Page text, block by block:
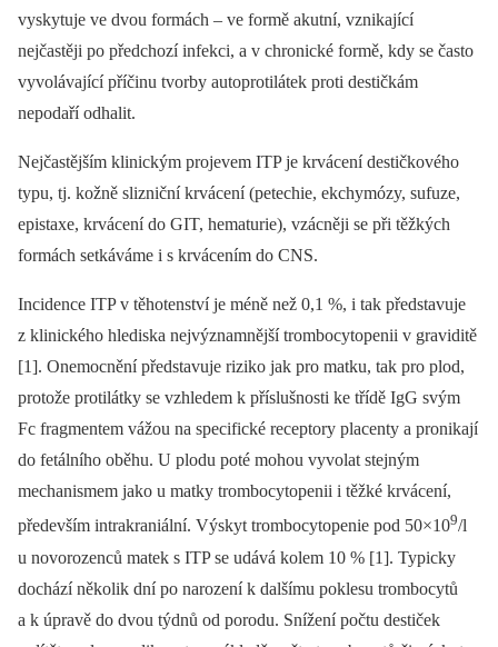
vyskytuje ve dvou formách –⁠ ve formě akutní, vznikající
nejčastěji po předchozí infekci, a v chronické formě, kdy se často
vyvolávající příčinu tvorby autoprotilátek proti destičkám
nepodaří odhalit.
Nejčastějším klinickým projevem ITP je krvácení destičkového
typu, tj. kožně slizniční krvácení (petechie, ekchymózy, sufuze,
epistaxe, krvácení do GIT, hematurie), vzácněji se při těžkých
formách setkáváme i s krvácením do CNS.
Incidence ITP v těhotenství je méně než 0,1 %, i tak představuje
z klinického hlediska nejvýznamnější trombocytopenii v graviditě
[1]. Onemocnění představuje riziko jak pro matku, tak pro plod,
protože protilátky se vzhledem k příslušnosti ke třídě IgG svým
Fc fragmentem vážou na specifické receptory placenty a pronikají
do fetálního oběhu. U plodu poté mohou vyvolat stejným
mechanismem jako u matky trombocytopenii i těžké krvácení,
především intrakraniální. Výskyt trombocytopenie pod 50×109/l
u novorozenců matek s ITP se udává kolem 10 % [1]. Typicky
dochází několik dní po narození k dalšímu poklesu trombocytů
a k úpravě do dvou týdnů od porodu. Snížení počtu destiček